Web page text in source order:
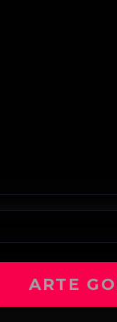
ARTE